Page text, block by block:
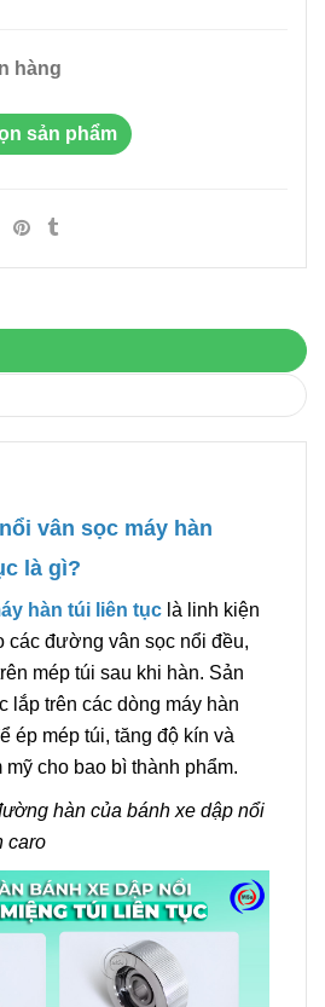
hàng
sản phẩm
vân sọc máy hàn
là gì?
hàn túi liên tục là linh kiện
các đường vân sọc nổi đều,
mép túi sau khi hàn. Sản
lắp trên các dòng máy hàn
ép mép túi, tăng độ kín và
mỹ cho bao bì thành phẩm.
hàn của bánh xe dập nổi
caro